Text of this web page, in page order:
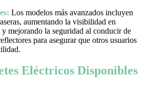
Los modelos más avanzados incluyen
aumentando la visibilidad en
mejorando la seguridad al conducir de
para asegurar que otros usuarios
Eléctricos Disponibles